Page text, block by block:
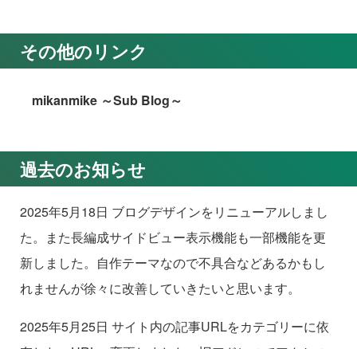
その他のリンク
mikanmike ～Sub Blog～
過去のお知らせ
2025年5月18日 ブログデザインをリニューアルしまし
た。また長編成サイドビュー表示機能も一部機能を更
新しました。自作テーマなので不具合などあるかもし
れませんが徐々に改善していきたいと思います。
2025年5月25日 サイト内の記事URLをカテゴリーに依